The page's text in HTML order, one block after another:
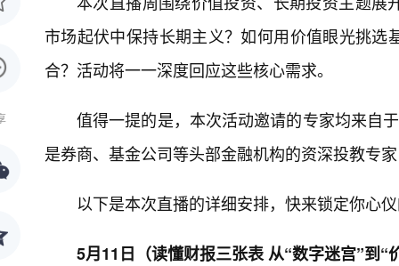
市场起伏中保持长期主义？如何用价值眼光挑
合？活动将一一深度回应这些核心需求。
值得一提的是，本次活动邀请的专家均来自
是券商、基金公司等头部金融机构的资深投教专
以下是本次直播的详细安排，快来锁定你心
5月11日（读懂财报三张表 从“数字迷宫”到“